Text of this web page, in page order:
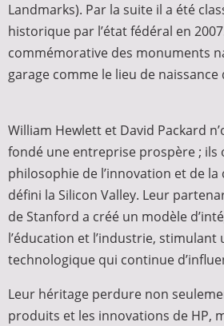
Landmarks). Par la suite il a été
historique par l’état fédéral en
commémorative des monuments
garage comme le lieu de naissance
William Hewlett et David Packard
fondé une entreprise prospère ; ils
philosophie de l’innovation et de
défini la Silicon Valley. Leur
de Stanford a créé un modèle
l’éducation et l’industrie, stimulant
technologique qui continue
Leur héritage perdure non
produits et les innovations de HP,